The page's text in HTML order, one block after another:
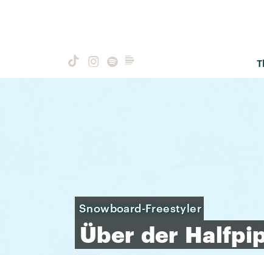
Snowboard-Freestyler
Über der